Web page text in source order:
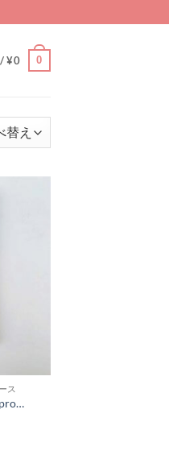
/¥0 0
ス
gucci スマホケース iphone11promax 鏡面 シャネルパロディ iPhone11 ケース ミラータイプ グッチ スマホケース iPhonex iPhonexr メンズ 通販 ハイブランド ロゴ柄 iPhonexs max ハードケース おしゃれ